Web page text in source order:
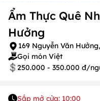
Ẩm Thực Quê
Hưởng
169 Nguyễn Văn
Gọi món Việt
250.000 - 350.000 đ/
Sắp mở cửa: 10:00